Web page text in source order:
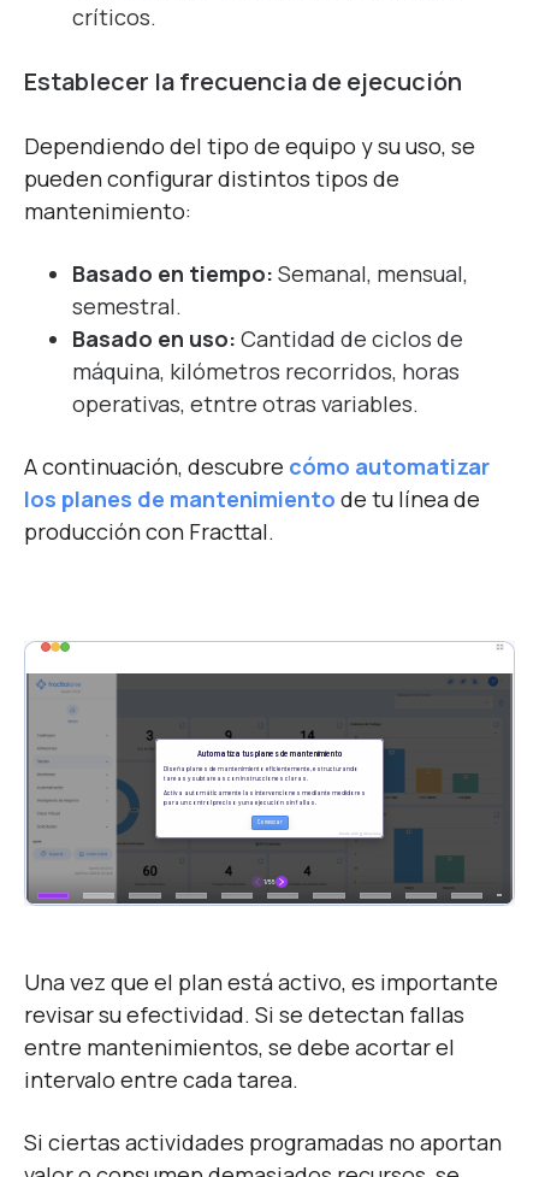
críticos.
Establecer la frecuencia de ejecución
Dependiendo del tipo de equipo y su uso, se
pueden configurar distintos tipos de
mantenimiento:
Basado en tiempo: Semanal, mensual,
semestral.
Basado en uso: Cantidad de ciclos de
máquina, kilómetros recorridos, horas
operativas, etntre otras variables.
A continuación, descubre cómo automatizar
los planes de mantenimiento de tu línea de
producción con Fracttal.
Una vez que el plan está activo, es importante
revisar su efectividad. Si se detectan fallas
entre mantenimientos, se debe acortar el
intervalo entre cada tarea.
Si ciertas actividades programadas no aportan